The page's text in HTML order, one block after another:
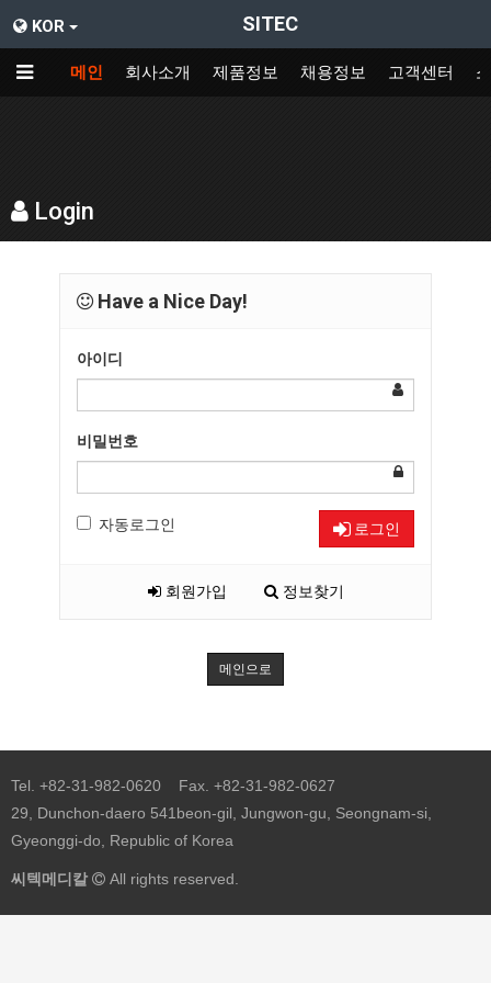
KOR SITEC
메인 회사소개 제품정보 채용정보 고객센터
Login
Have a Nice Day!
아이디
비밀번호
자동로그인 로그인
회원가입 정보찾기
메인으로
Tel. +82-31-982-0620 Fax. +82-31-982-0627
29, Dunchon-daero 541beon-gil, Jungwon-gu, Seongnam-si,
Gyeonggi-do, Republic of Korea
씨텍메디칼 All rights reserved.